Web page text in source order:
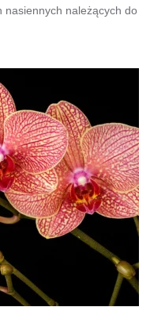
nasiennych należących do